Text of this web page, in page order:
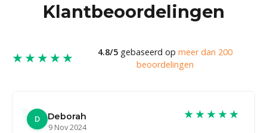
Klantbeoordelingen
★★★★★ 4.8/5gebaseerd op meer dan 200
beoordelingen
D
Deborah
9 Nov 2024
★★★★★